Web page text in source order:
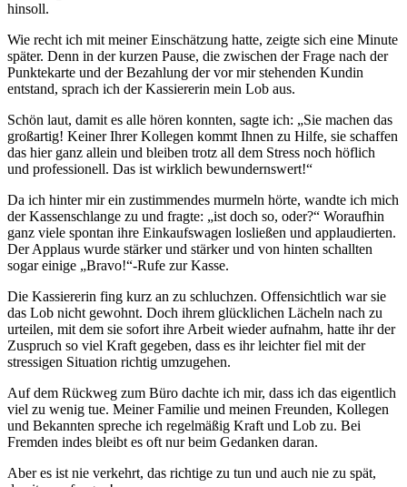
hinsoll.
Wie recht ich mit meiner Einschätzung hatte, zeigte sich eine Minute
später. Denn in der kurzen Pause, die zwischen der Frage nach der
Punktekarte und der Bezahlung der vor mir stehenden Kundin
entstand, sprach ich der Kassiererin mein Lob aus.
Schön laut, damit es alle hören konnten, sagte ich: „Sie machen das
großartig! Keiner Ihrer Kollegen kommt Ihnen zu Hilfe, sie schaffen
das hier ganz allein und bleiben trotz all dem Stress noch höflich
und professionell. Das ist wirklich bewundernswert!“
Da ich hinter mir ein zustimmendes murmeln hörte, wandte ich mich
der Kassenschlange zu und fragte: „ist doch so, oder?“ Woraufhin
ganz viele spontan ihre Einkaufswagen losließen und applaudierten.
Der Applaus wurde stärker und stärker und von hinten schallten
sogar einige „Bravo!“-Rufe zur Kasse.
Die Kassiererin fing kurz an zu schluchzen. Offensichtlich war sie
das Lob nicht gewohnt. Doch ihrem glücklichen Lächeln nach zu
urteilen, mit dem sie sofort ihre Arbeit wieder aufnahm, hatte ihr der
Zuspruch so viel Kraft gegeben, dass es ihr leichter fiel mit der
stressigen Situation richtig umzugehen.
Auf dem Rückweg zum Büro dachte ich mir, dass ich das eigentlich
viel zu wenig tue. Meiner Familie und meinen Freunden, Kollegen
und Bekannten spreche ich regelmäßig Kraft und Lob zu. Bei
Fremden indes bleibt es oft nur beim Gedanken daran.
Aber es ist nie verkehrt, das richtige zu tun und auch nie zu spät,